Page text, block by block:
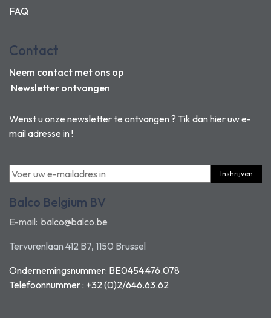
FAQ
Wenst u onze newsletter te ontvangen ? Tik dan hier uw e-
mail adresse in !
Inshrijven
Balco Belgium BV
E-mail: balco@balco.be
Tervurenlaan 412 B7, 1150 Brussel
Ondernemingsnummer: BE0454.476.078
Telefoonnummer : +32 (0)2/646.63.62
Contact
Neem contact met ons op
Newsletter ontvangen